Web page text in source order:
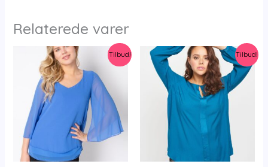
Relaterede varer
Tilbud! Tilbud!